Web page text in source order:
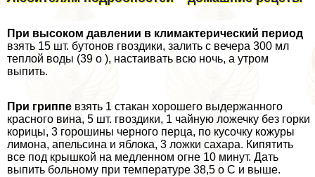
При высоком давлении в климактерический период
взять 15 шт. бутонов гвоздики, залить с вечера 300 мл
теплой воды (39 о ), настаивать всю ночь, а утром
выпить.
При гриппе взять 1 стакан хорошего выдержанного
красного вина, 5 шт. гвоздики, 1 чайную ложечку без горки
корицы, 3 горошины черного перца, по кусочку кожуры
лимона, апельсина и яблока, 3 ложки сахара. Кипятить
все под крышкой на медленном огне 10 минут. Дать
выпить больному при температуре 38,5 о С и выше.